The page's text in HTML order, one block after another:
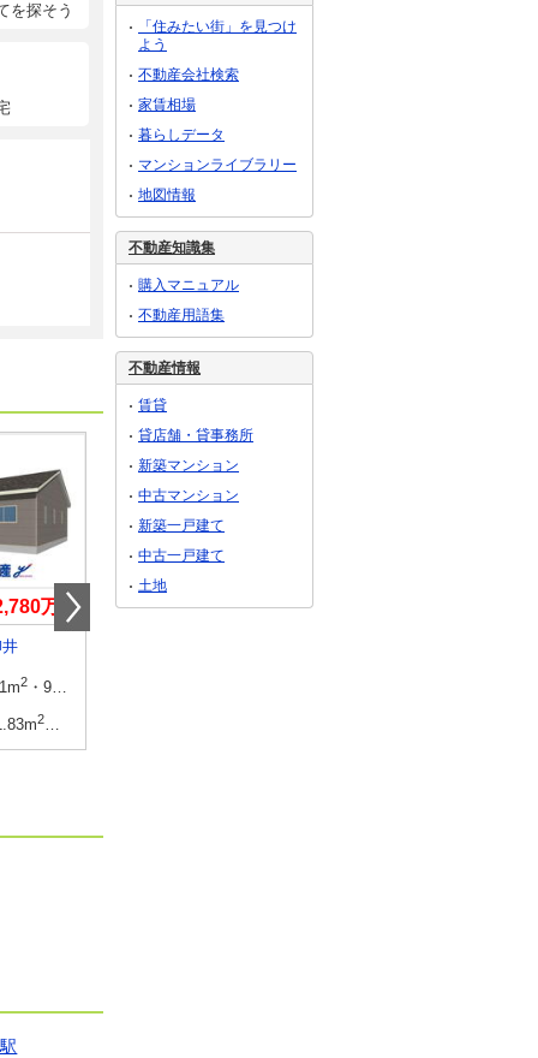
を探そう
万円
2・95.58m
2・239.84m
4,490万円
「住みたい街」を見つけ
よう
不動産会社検索
家賃相場
暮らしデータ
マンションライブラリー
地図情報
不動産知識集
購入マニュアル
不動産用語集
不動産情報
賃貸
貸店舗・貸事務所
新築マンション
中古マンション
新築一戸建て
中古一戸建て
土地